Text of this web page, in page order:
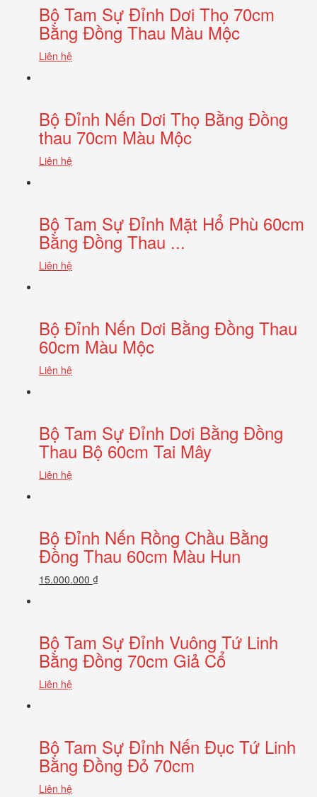
Bộ Tam Sự Đỉnh Dơi Thọ 70cm
Bằng Đồng Thau Màu Mộc
Liên hệ
Bộ Đỉnh Nến Dơi Thọ Bằng Đồng
thau 70cm Màu Mộc
Liên hệ
Bộ Tam Sự Đỉnh Mặt Hổ Phù 60cm
Bằng Đồng Thau ...
Liên hệ
Bộ Đỉnh Nến Dơi Bằng Đồng Thau
60cm Màu Mộc
Liên hệ
Bộ Tam Sự Đỉnh Dơi Bằng Đồng
Thau Bộ 60cm Tai Mây
Liên hệ
Bộ Đỉnh Nến Rồng Chầu Bằng
Đồng Thau 60cm Màu Hun
15.000.000 ₫
Bộ Tam Sự Đỉnh Vuông Tứ Linh
Bằng Đồng 70cm Giả Cổ
Liên hệ
Bộ Tam Sự Đỉnh Nến Đục Tứ Linh
Bằng Đồng Đỏ 70cm
Liên hệ